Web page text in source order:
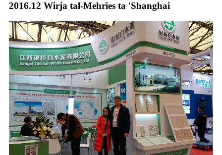
2016.12 Wirja tal-Mehries ta 'Shanghai